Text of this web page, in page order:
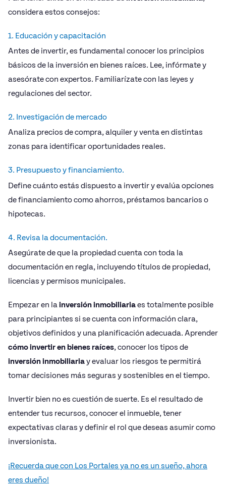
considera estos consejos:
1. Educación y capacitación
Antes de invertir, es fundamental conocer los principios
básicos de la inversión en bienes raíces. Lee, infórmate y
asesórate con expertos. Familiarízate con las leyes y
regulaciones del sector.
2. Investigación de mercado
Analiza precios de compra, alquiler y venta en distintas
zonas para identificar oportunidades reales.
3. Presupuesto y financiamiento.
Define cuánto estás dispuesto a invertir y evalúa opciones
de financiamiento como ahorros, préstamos bancarios o
hipotecas.
4. Revisa la documentación.
Asegúrate de que la propiedad cuenta con toda la
documentación en regla, incluyendo títulos de propiedad,
licencias y permisos municipales.
Empezar en lainversión inmobiliariaes totalmente posible
para principiantes si se cuenta con información clara,
objetivos definidos y una planificación adecuada. Aprender
cómo invertir en bienes raíces, conocer los tipos de
inversión inmobiliariay evaluar los riesgos te permitirá
tomar decisiones más seguras y sostenibles en el tiempo.
Invertir bien no es cuestión de suerte. Es el resultado de
entender tus recursos, conocer el inmueble, tener
expectativas claras y definir el rol que deseas asumir como
inversionista.
¡Recuerda que con Los Portales ya no es un sueño, ahora
eres dueño!